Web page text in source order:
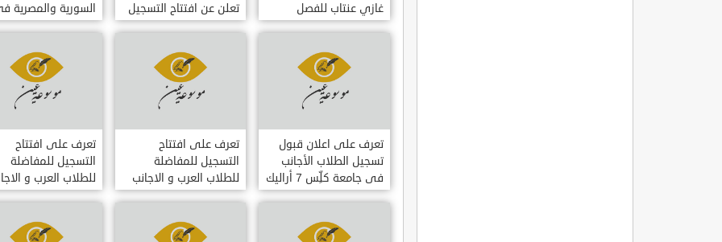
غازي عنتاب للفصل
الثاني للطلاب الاجانب
الماجست
تعلن عن افتتاح التسجيل
على المفاضلة الاضافية
السورية والمصرية
الجامعات التركية
تعرف على اعلان قبول
تسجيل الطلاب الأجانب
فى جامعة كلِّس 7 أراليك
تعرف على افتتاح
التسجيل للمفاضلة
للطلاب العرب و الاجانب
في جامعة اسطنبول
تعرف على افتتاح
التسجيل للمفاضلة
للطلاب العرب و
في جامعة اضنة